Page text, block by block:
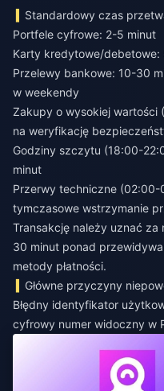
Standardowy czas
Portfele cyfrowe: 2-5 minut
Karty kredytowe/debetowe:
Przelewy bankowe: 10-30
w weekendy
Zakupy o wysokiej
na weryfikację
Godziny szczytu (18:00-
minut
Przerwy techniczne
tymczasowe wstrzymanie
Transakcję należy uznać
30 minut ponad
metody płatności.
Główne przyczyny
Błędny identyfikator
cyfrowy numer widoczny w